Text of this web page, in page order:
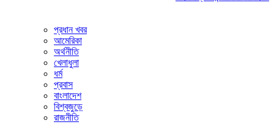
প্রধান খবর
আমেরিকা
অর্থনীতি
খেলাধুলা
ধর্ম
প্রবাস
বাংলাদেশ
বিশ্বজুড়ে
রাজনীতি